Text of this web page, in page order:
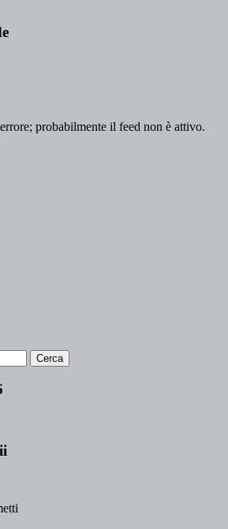
probabilmente il feed non è attivo.